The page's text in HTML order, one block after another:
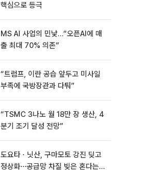
핵심으로 등극
MS AI 사업의 민낯…“오픈AI에 매
출 최대 70% 의존”
“트럼프, 이란 공습 앞두고 미사일
부족에 국방장관과 다퉈”
“TSMC 3나노 월 18만 장 생산, 4
분기 조기 달성 전망”
도요타ㆍ닛산, 구마모토 강진 딪고
정상화⋯공급망 차질 빚은 혼다는